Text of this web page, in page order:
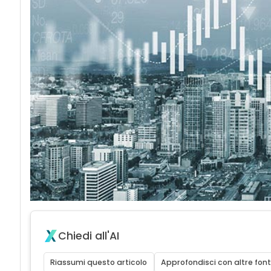
Chiedi all'AI
Riassumi questo articolo Approfondisci con altre